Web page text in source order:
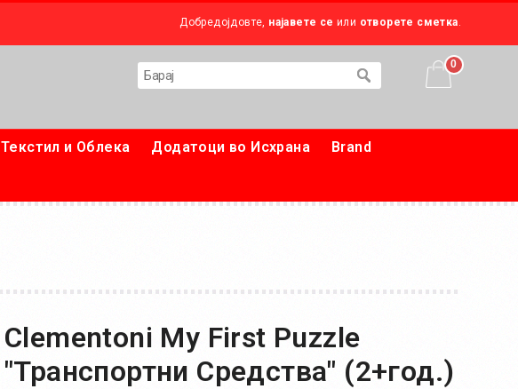
Добредојдовте, најавете се или отворете сметка.
0
Текстил и Облека Додатоци во Исхрана Brand
Clementoni My First Puzzle
"Транспортни Средства" (2+год.)